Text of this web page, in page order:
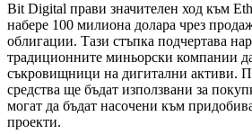
Bit Digital прави значителен ход към
набере 100 милиона долара чрез
облигации. Тази стъпка подчертава
традиционните миньорски компании
съкровищници на дигитални активи.
средства ще бъдат използвани за
могат да бъдат насочени към
проекти.